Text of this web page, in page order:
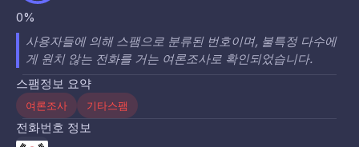
0%
사용자들에 의해 스팸으로 분류된 번호이며, 불특정 다수에
게 원치 않는 전화를 거는 여론조사로 확인되었습니다.
스팸정보 요약
여론조사 기타스팸
전화번호 정보